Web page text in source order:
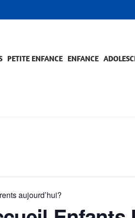
PETITE ENFANCE ENFANCE
aujourd’hui?